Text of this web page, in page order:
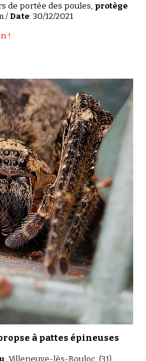
de portée des poules, protège
/ Date: 30/12/2021
!
à pattes épineuses